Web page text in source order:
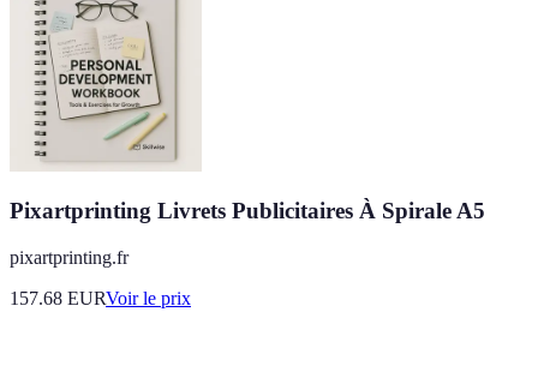
Pixartprinting Livrets Publicitaires À Spirale A5
pixartprinting.fr
157.68 EURVoir le prix